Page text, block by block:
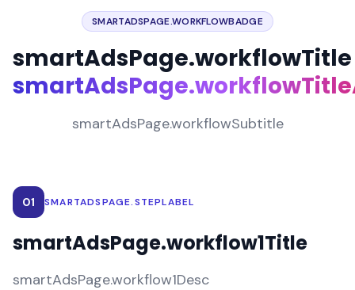
SMARTADSPAGE.WORKFLOWBADGE
smartAdsPage.workflowTitle
smartAdsPage.workflowSubtitle
01 SMARTADSPAGE.STEPLABEL
smartAdsPage.workflow1Title
smartAdsPage.workflow1Desc